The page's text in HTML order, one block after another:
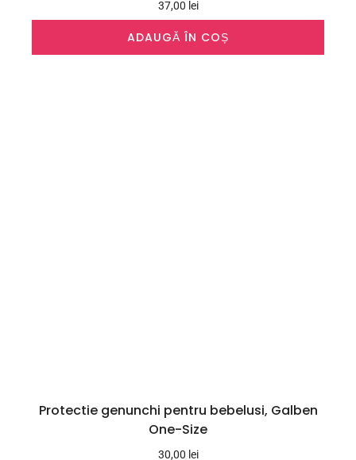
37,00 lei
ADAUGĂ ÎN COȘ
Protectie genunchi pentru bebelusi, Galben
One-Size
30,00 lei